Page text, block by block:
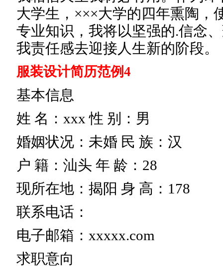
大学生，×××大学的四年熏陶，
专业知识，我将以坚强的.信念
我责任感去迎接人生新的阶段。
服装设计简历范例4
基本信息
姓 名：xxx 性 别：男
婚姻状况：未婚 民 族：汉
户 籍：汕头 年 龄：28
现所在地：揭阳 身 高：178
联系电话：
电子邮箱：xxxxx.com
求职意向